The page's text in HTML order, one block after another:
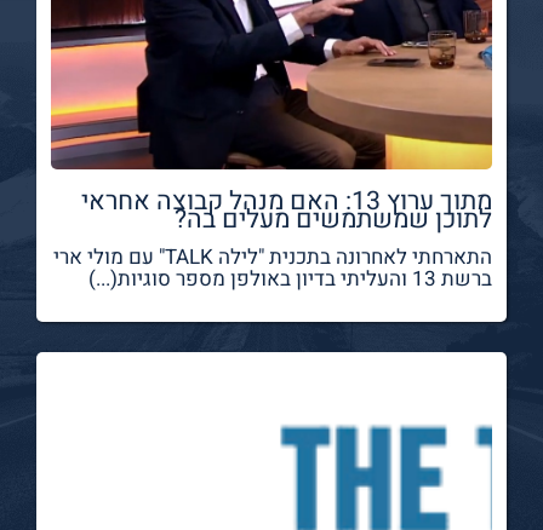
מתוך ערוץ 13: האם מנהל קבוצה אחראי
לתוכן שמשתמשים מעלים בה?
התארחתי לאחרונה בתכנית "לילה TALK" עם מולי ארי
ברשת 13 והעליתי בדיון באולפן מספר סוגיות(...)